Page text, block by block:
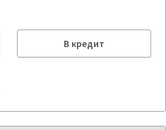
В кредит